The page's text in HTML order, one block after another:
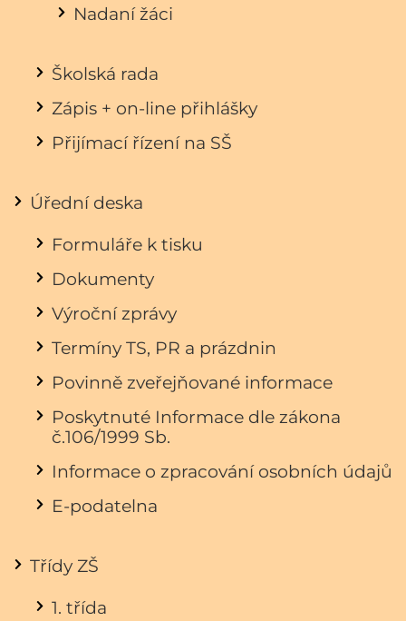
Nadaní žáci
Školská rada
Zápis + on-line přihlášky
Přijímací řízení na SŠ
Úřední deska
Formuláře k tisku
Dokumenty
Výroční zprávy
Termíny TS, PR a prázdnin
Povinně zveřejňované informace
Poskytnuté Informace dle zákona
č.106/1999 Sb.
Informace o zpracování osobních údajů
E-podatelna
Třídy ZŠ
1. třída